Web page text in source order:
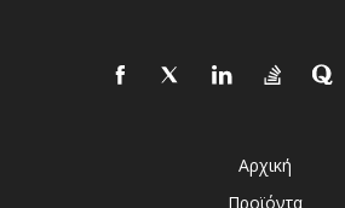
Αρχική
Προϊόντα